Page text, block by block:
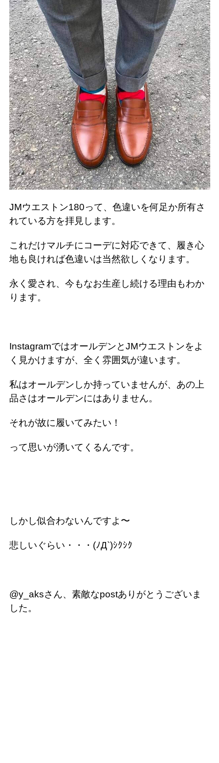
JMウエストン180って、色違いを何足か所有さ
れている方を拝見します。
これだけマルチにコーデに対応できて、履き心
地も良ければ色違いは当然欲しくなります。
永く愛され、今もなお生産し続ける理由もわか
ります。
InstagramではオールデンとJMウエストンをよ
く見かけますが、全く雰囲気が違います。
私はオールデンしか持っていませんが、あの上
品さはオールデンにはありません。
それが故に履いてみたい！
って思いが湧いてくるんです。
しかし似合わないんですよ〜
悲しいぐらい・・・(ﾉД`)ｼｸｼｸ
@y_aksさん、素敵なpostありがとうございま
した。